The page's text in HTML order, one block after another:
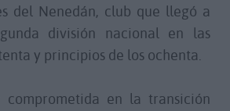
del Nenedán, club que llegó a
división nacional en las
y principios de los ochenta.
comprometida en la transición